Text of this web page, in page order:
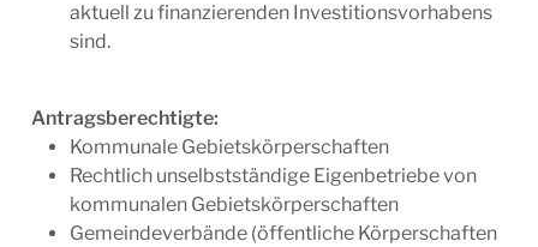
aktuell zu finanzierenden Investitionsvorhabens
sind.
Antragsberechtigte:
Kommunale Gebietskörperschaften
Rechtlich unselbstständige Eigenbetriebe von
kommunalen Gebietskörperschaften
Gemeindeverbände (öffentliche Körperschaften